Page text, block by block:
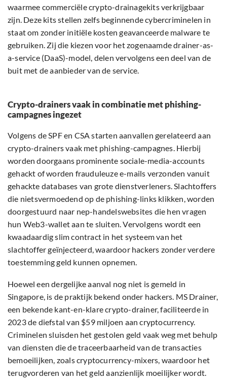
waarmee commerciële crypto-drainagekits verkrijgbaar
zijn. Deze kits stellen zelfs beginnende cybercriminelen in
staat om zonder initiële kosten geavanceerde malware te
gebruiken. Zij die kiezen voor het zogenaamde drainer-as-
a-service (DaaS)-model, delen vervolgens een deel van de
buit met de aanbieder van de service.
Crypto-drainers vaak in combinatie met phishing-
campagnes ingezet
Volgens de SPF en CSA starten aanvallen gerelateerd aan
crypto-drainers vaak met phishing-campagnes. Hierbij
worden doorgaans prominente sociale-media-accounts
gehackt of worden frauduleuze e-mails verzonden vanuit
gehackte databases van grote dienstverleners. Slachtoffers
die nietsvermoedend op de phishing-links klikken, worden
doorgestuurd naar nep-handelswebsites die hen vragen
hun Web3-wallet aan te sluiten. Vervolgens wordt een
kwaadaardig slim contract in het systeem van het
slachtoffer geïnjecteerd, waardoor hackers zonder verdere
toestemming geld kunnen opnemen.
Hoewel een dergelijke aanval nog niet is gemeld in
Singapore, is de praktijk bekend onder hackers. MS Drainer,
een bekende kant-en-klare crypto-drainer, faciliteerde in
2023 de diefstal van $59 miljoen aan cryptocurrency.
Criminelen sluisden het gestolen geld vaak weg met behulp
van diensten die de traceerbaarheid van de transacties
bemoeilijken, zoals cryptocurrency-mixers, waardoor het
terugvorderen van het geld aanzienlijk moeilijker wordt.